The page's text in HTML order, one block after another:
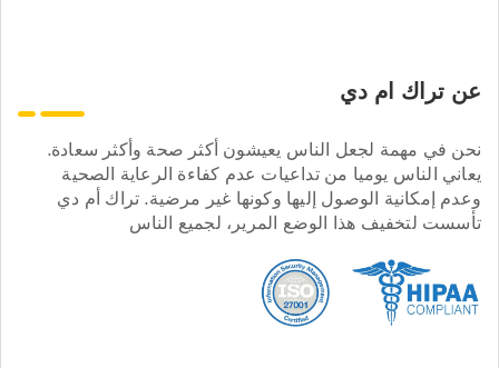
عن تراك ام دي
نحن في مهمة لجعل الناس يعيشون أكثر صحة وأكثر سعادة.
يعاني الناس يوميا من تداعيات عدم كفاءة الرعاية الصحية
وعدم إمكانية الوصول إليها وكونها غير مرضية. تراك أم دي
تأسست لتخفيف هذا الوضع المرير، لجميع الناس